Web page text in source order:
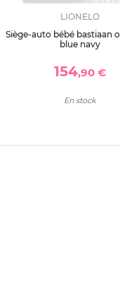
LIONELO
Siège-auto bébé bastiaan
blue navy
154,90 €
En stock